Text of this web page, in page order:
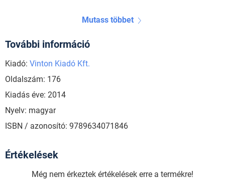
Mutass többet
További információ
Kiadó: Vinton Kiadó Kft.
Oldalszám: 176
Kiadás éve: 2014
Nyelv: magyar
ISBN / azonosító: 9789634071846
Értékelések
Még nem érkeztek értékelések erre a termékre!